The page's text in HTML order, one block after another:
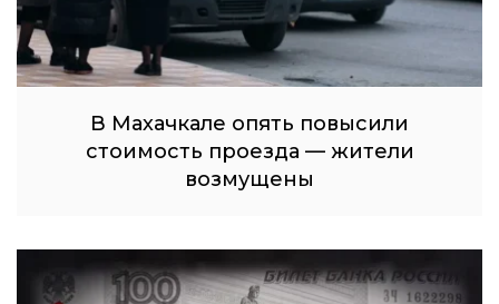
В Махачкале опять повысили
стоимость проезда — жители
возмущены